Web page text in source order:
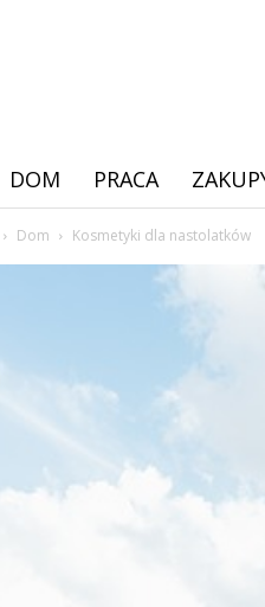
DOM PRACA
Dom Kosmetyki dla nastolatków